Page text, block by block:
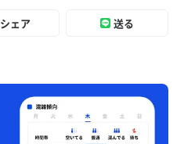
シェア 送る